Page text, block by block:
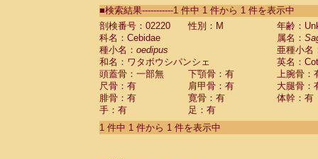
CebidaeSaguinus labiatus(0)
Cebidae Saguinus leucopus (0)
Cebidae
Cebidae
CebidaeSaguinus nigricollis (0)
Cebidae Saguinus oedipus
Cebidae Saguinus weddelli
Cebidae Saguinusspp.
Cebidae Aotus trivirgatus
Cebidae Cebus albifrons
■検索結果-----------1 件中 1 件から 1 件を表示中
剖検番号：02220
性別：M
年齢：
科名：Cebidae
属名：
種小名： oedipus
亜種小名
和名：ワタボウシパンシェ
英名：
頭蓋骨：一部無
下顎骨：有
上腕骨：
尺骨：有
肩甲骨：有
大腿骨：
腓骨：有
寛骨：有
体幹：有
手：有
足：有
1 件中 1 件から 1 件を表示中